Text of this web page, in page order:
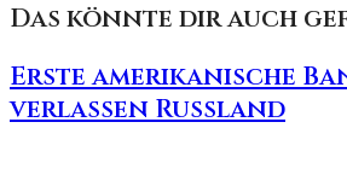
Das könnte dir auch
Erste amerikanische
verlassen Russland